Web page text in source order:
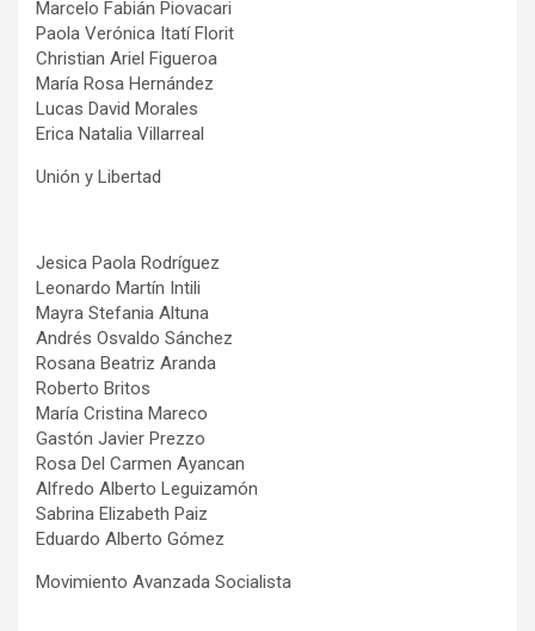
Marcelo Fabián Piovacari
Paola Verónica Itatí Florit
Christian Ariel Figueroa
María Rosa Hernández
Lucas David Morales
Erica Natalia Villarreal
Unión y Libertad
Jesica Paola Rodríguez
Leonardo Martín Intili
Mayra Stefania Altuna
Andrés Osvaldo Sánchez
Rosana Beatriz Aranda
Roberto Britos
María Cristina Mareco
Gastón Javier Prezzo
Rosa Del Carmen Ayancan
Alfredo Alberto Leguizamón
Sabrina Elizabeth Paiz
Eduardo Alberto Gómez
Movimiento Avanzada Socialista